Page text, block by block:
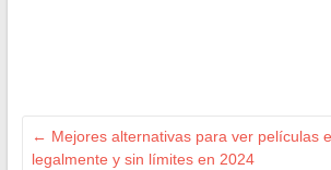
← Mejores alternativas para ver películas
legalmente y sin límites en 2024